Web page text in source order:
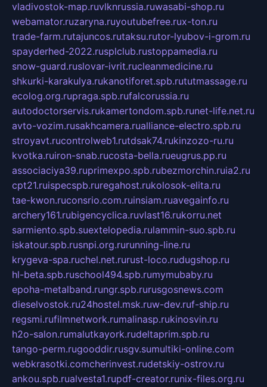
vladivostok-map.ruvlknrussia.ruwasabi-shop.ru
webamator.ruzaryna.ruyoutubefree.rux-ton.ru
trade-farm.rutajuncos.rutaksu.rutor-lyubov-i-grom.ru
spayderhed-2022.rusplclub.rustoppamedia.ru
snow-guard.ruslovar-ivrit.rucleanmedicine.ru
shkurki-karakulya.rukanotiforet.spb.rututmassage.ru
ecolog.org.rupraga.spb.rufalcorussia.ru
autodoctorservis.rukamertondom.spb.runet-life.net.ru
avto-vozim.rusakhcamera.rualliance-electro.spb.ru
stroyavt.rucontrolweb1.rutdsak74.rukinzozo-ru.ru
kvotka.ruiron-snab.rucosta-bella.rueugrus.pp.ru
associaciya39.ruprimexpo.spb.rubezmorchin.ruia2.ru
cpt21.ruispecspb.ruregahost.rukolosok-elita.ru
tae-kwon.ruconsrio.com.ruinsiam.ruavegainfo.ru
archery161.rubigencyclica.ruvlast16.rukorru.net
sarmiento.spb.suextelopedia.rulammin-suo.spb.ru
iskatour.spb.rusnpi.org.rurunning-line.ru
krygeva-spa.ruchel.net.rurust-loco.rudugshop.ru
hl-beta.spb.ruschool494.spb.rumymubaby.ru
epoha-metalband.rungr.spb.rurusgosnews.com
dieselvostok.ru24hostel.msk.ruw-dev.ruf-ship.ru
regsmi.rufilmnetwork.rumalinasp.rukinosvin.ru
h2o-salon.rumalutkayork.rudeltaprim.spb.ru
tango-perm.rugooddir.rusgv.sumultiki-online.com
webkrasotki.comcherinvest.rudetskiy-ostrov.ru
ankou.spb.rualvesta1.rupdf-creator.runix-files.org.ru